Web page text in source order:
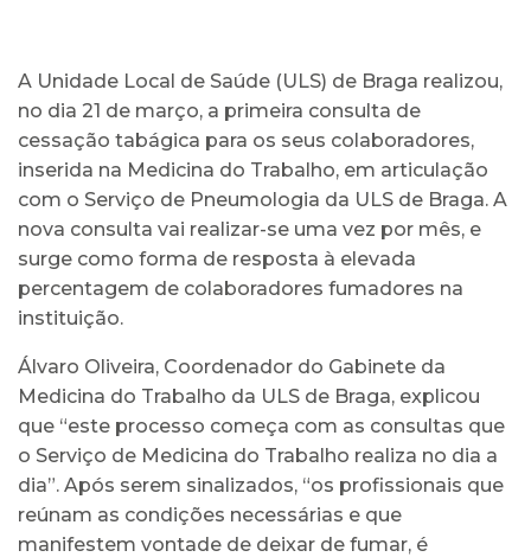
A Unidade Local de Saúde (ULS) de Braga realizou,
no dia 21 de março, a primeira consulta de
cessação tabágica para os seus colaboradores,
inserida na Medicina do Trabalho, em articulação
com o Serviço de Pneumologia da ULS de Braga. A
nova consulta vai realizar-se uma vez por mês, e
surge como forma de resposta à elevada
percentagem de colaboradores fumadores na
instituição.
Álvaro Oliveira, Coordenador do Gabinete da
Medicina do Trabalho da ULS de Braga, explicou
que “este processo começa com as consultas que
o Serviço de Medicina do Trabalho realiza no dia a
dia”. Após serem sinalizados, “os profissionais que
reúnam as condições necessárias e que
manifestem vontade de deixar de fumar, é